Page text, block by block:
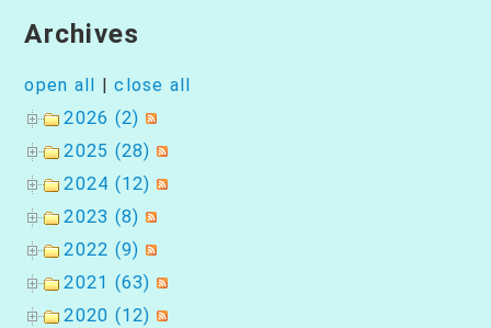
シ
ョ
ン
Archives
open all |close all
2026 (2)
2025 (28)
2024 (12)
2023 (8)
2022 (9)
2021 (63)
2020 (12)